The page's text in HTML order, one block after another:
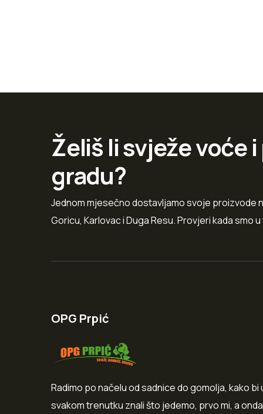
Želiš li svježe voće
gradu?
Jednom mjesečno dostavljamo svoje proizvode
Goricu, Karlovac i Duga Resu. Provjeri kada smo
OPG Prpić
Radimo po načelu od sadnice do gomolja, kako bi
svakom trenutku znali što jedemo, prvo mi, a